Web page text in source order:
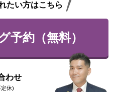
たい方はこちら
予約（無料）
わせ
休)